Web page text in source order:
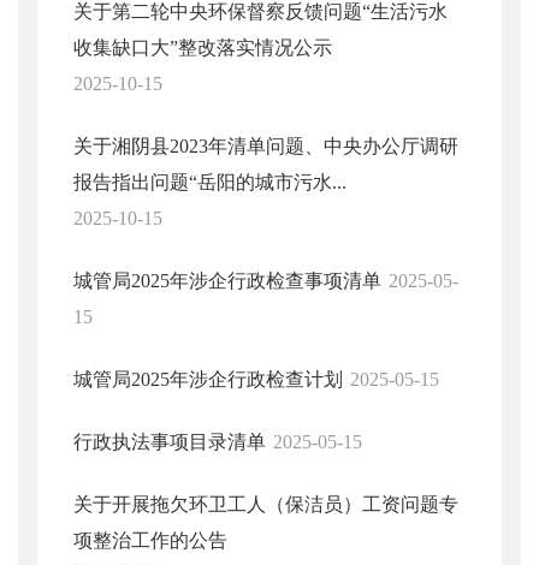
关于第二轮中央环保督察反馈问题“生活污水
收集缺口大”整改落实情况公示
2025-10-15
关于湘阴县2023年清单问题、中央办公厅调研
报告指出问题“岳阳的城市污水...
2025-10-15
城管局2025年涉企行政检查事项清单 2025-05-
15
城管局2025年涉企行政检查计划 2025-05-15
行政执法事项目录清单 2025-05-15
关于开展拖欠环卫工人（保洁员）工资问题专
项整治工作的公告